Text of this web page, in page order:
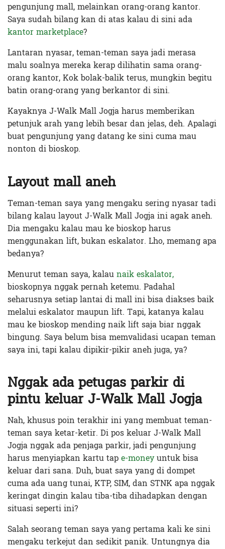
pengunjung mall, melainkan orang-orang kantor.
Saya sudah bilang kan di atas kalau di sini ada
kantor marketplace?
Lantaran nyasar, teman-teman saya jadi merasa
malu soalnya mereka kerap dilihatin sama orang-
orang kantor, Kok bolak-balik terus, mungkin begitu
batin orang-orang yang berkantor di sini.
Kayaknya J-Walk Mall Jogja harus memberikan
petunjuk arah yang lebih besar dan jelas, deh. Apalagi
buat pengunjung yang datang ke sini cuma mau
nonton di bioskop.
Layout mall aneh
Teman-teman saya yang mengaku sering nyasar tadi
bilang kalau layout J-Walk Mall Jogja ini agak aneh.
Dia mengaku kalau mau ke bioskop harus
menggunakan lift, bukan eskalator. Lho, memang apa
bedanya?
Menurut teman saya, kalaunaik eskalator,
bioskopnya nggak pernah ketemu. Padahal
seharusnya setiap lantai di mall ini bisa diakses baik
melalui eskalator maupun lift. Tapi, katanya kalau
mau ke bioskop mending naik lift saja biar nggak
bingung. Saya belum bisa memvalidasi ucapan teman
saya ini, tapi kalau dipikir-pikir aneh juga, ya?
Nggak ada petugas parkir di
pintu keluar J-Walk Mall Jogja
Nah, khusus poin terakhir ini yang membuat teman-
teman saya ketar-ketir. Di pos keluar J-Walk Mall
Jogja nggak ada penjaga parkir, jadi pengunjung
harus menyiapkan kartu tape-moneyuntuk bisa
keluar dari sana. Duh, buat saya yang di dompet
cuma ada uang tunai, KTP, SIM, dan STNK apa nggak
keringat dingin kalau tiba-tiba dihadapkan dengan
situasi seperti ini?
Salah seorang teman saya yang pertama kali ke sini
mengaku terkejut dan sedikit panik. Untungnya dia